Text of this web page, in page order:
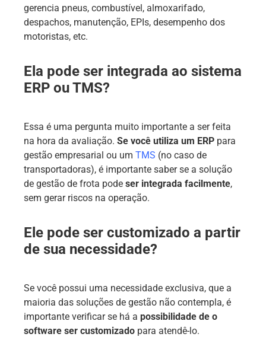
gerencia pneus, combustível, almoxarifado,
despachos, manutenção, EPIs, desempenho dos
motoristas, etc.
Ela pode ser integrada ao sistema
ERP ou TMS?
Essa é uma pergunta muito importante a ser feita
na hora da avaliação. Se você utiliza um ERP para
gestão empresarial ou um TMS (no caso de
transportadoras), é importante saber se a solução
de gestão de frota pode ser integrada facilmente,
sem gerar riscos na operação.
Ele pode ser customizado a partir
de sua necessidade?
Se você possui uma necessidade exclusiva, que a
maioria das soluções de gestão não contempla, é
importante verificar se há a possibilidade de o
software ser customizado para atendê-lo.